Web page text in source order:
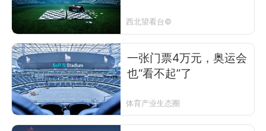
西北望看台©
一张门票4万元，奥运会
也“看不起”了
体育产业生态圈